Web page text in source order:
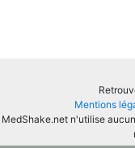
Mentions
MedShake.net n'utilise